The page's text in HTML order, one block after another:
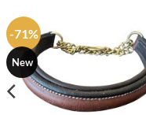
-71%
New